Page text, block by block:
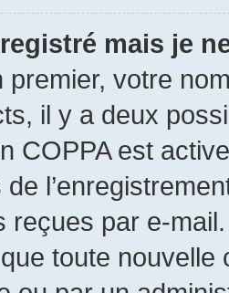
mais je
votre
il y a deux
COPPA est
de
reçues par e-
toute